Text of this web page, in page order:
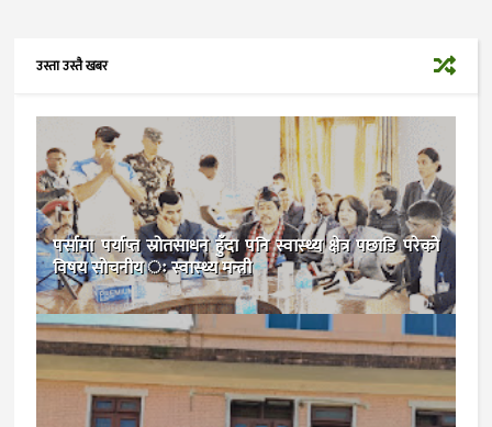
उस्ता उस्तै खबर
पर्सामा पर्याप्त स्रोतसाधन हुँदा पनि स्वास्थ्य क्षेत्र पछाडि परेको
विषय सोचनीय ः स्वास्थ्य मन्त्री